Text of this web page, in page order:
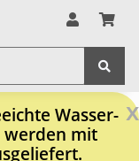
x
Wasser-
werden mit